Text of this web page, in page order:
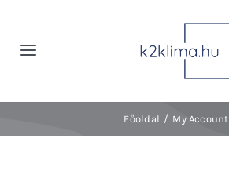
Toggle
Főoldal My Account